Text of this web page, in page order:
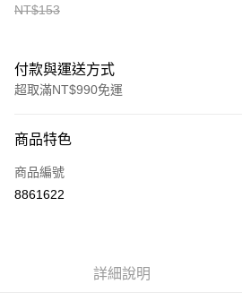
NT$153
付款與運送方式
超取滿NT$990免運
信用卡一次付款
超商取貨付款
商品特色
商品編號
8861622
詳細說明